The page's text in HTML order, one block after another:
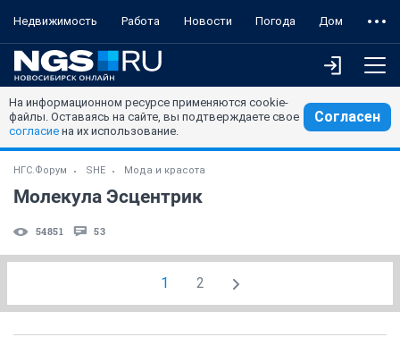
Недвижимость Работа Новости Погода Дом
На информационном ресурсе применяются cookie-
файлы. Оставаясь на сайте, вы подтверждаете свое
согласие на их использование.
Согласен
НГС.Форум SHE Мода и красота
Молекула Эсцентрик
54851 53
1 2